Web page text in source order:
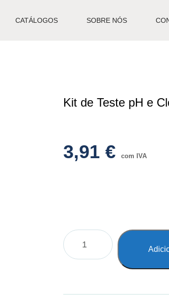
CATÁLOGOS SOBRE NÓS
Kit de Teste pH e
3,91 € com IVA